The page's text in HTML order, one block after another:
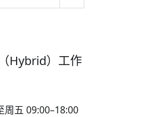
Hybrid）工作
周五 09:00–18:00